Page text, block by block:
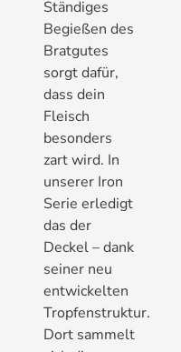
Ständiges
Begießen des
Bratgutes
sorgt dafür,
dass dein
Fleisch
besonders
zart wird. In
unserer Iron
Serie erledigt
das der
Deckel – dank
seiner neu
entwickelten
Tropfenstruktur.
Dort sammelt